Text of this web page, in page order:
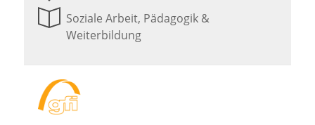
Soziale Arbeit, Pädagogik &
Weiterbildung